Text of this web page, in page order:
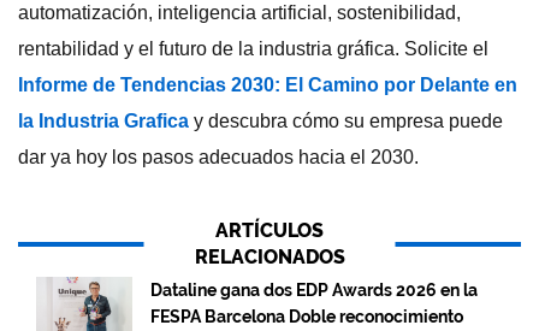
automatización, inteligencia artificial, sostenibilidad,
rentabilidad y el futuro de la industria gráfica. Solicite el
Informe de Tendencias 2030: El Camino por Delante en
la Industria Grafica y descubra cómo su empresa puede
dar ya hoy los pasos adecuados hacia el 2030.
ARTÍCULOS
RELACIONADOS
Dataline gana dos EDP Awards 2026 en la
FESPA Barcelona Doble reconocimiento